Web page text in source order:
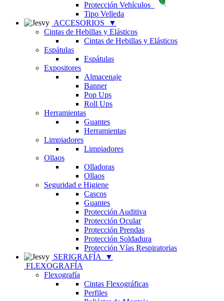
Protección Vehículos
Tipo Velleda
ACCESORIOS
▼
Cintas de Hebillas y Elásticos
Cintas de Hebillas y Elásticos
Espátulas
Espátulas
Expositores
Almacenaje
Banner
Pop Ups
Roll Ups
Herramientas
Guantes
Herramientas
Limpiadores
Limpiadores
Ollaos
Olladoras
Ollaos
Seguridad e Higiene
Cascos
Guantes
Protección Auditiva
Protección Ocular
Protección Prendas
Protección Soldadura
Protección Vías Respiratorias
SERIGRAFÍA
▼
FLEXOGRAFÍA
Flexografía
Cintas Flexográficas
Perfiles